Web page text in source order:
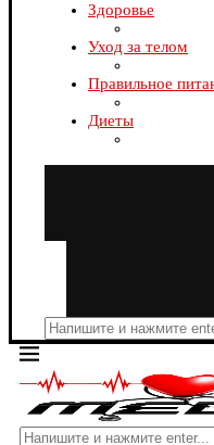
Здоровье
Уход за телом
Правильное
Диеты